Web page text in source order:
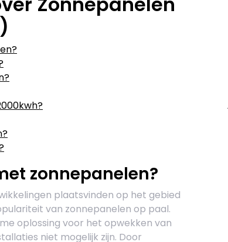
zonnepanelen?
plaatsvinden op het gebied
van zonnepanelen op paal.
oplossing voor het opwekken van
niet mogelijk zijn. Door